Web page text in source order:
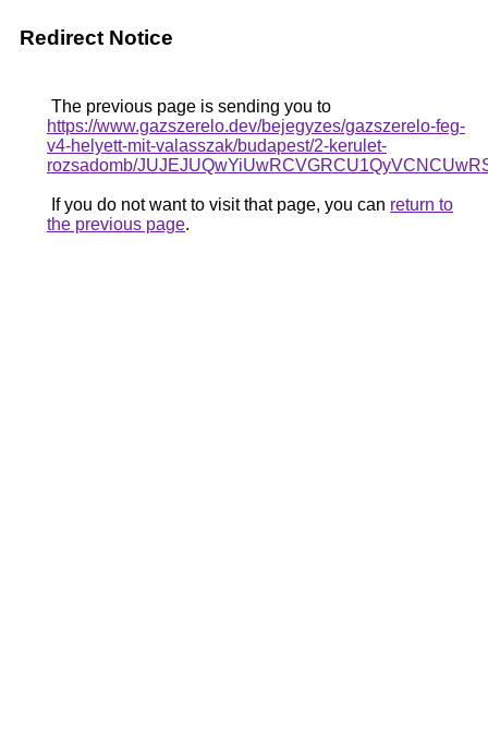
Redirect Notice
The previous page is sending you to
https://www.gazszerelo.dev/bejegyzes/gazszerelo-feg-
v4-helyett-mit-valasszak/budapest/2-kerulet-
rozsadomb/
If you do not want to visit that page, you can return to
the previous page.